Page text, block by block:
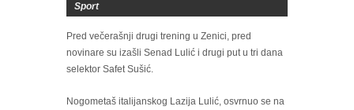
Sport
Pred večerašnji drugi trening u Zenici, pred
novinare su izašli Senad Lulić i drugi put u tri dana
selektor Safet Sušić.
Nogometaš italijanskog Lazija Lulić, osvrnuo se na